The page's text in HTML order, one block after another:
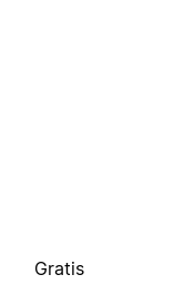
Gratis